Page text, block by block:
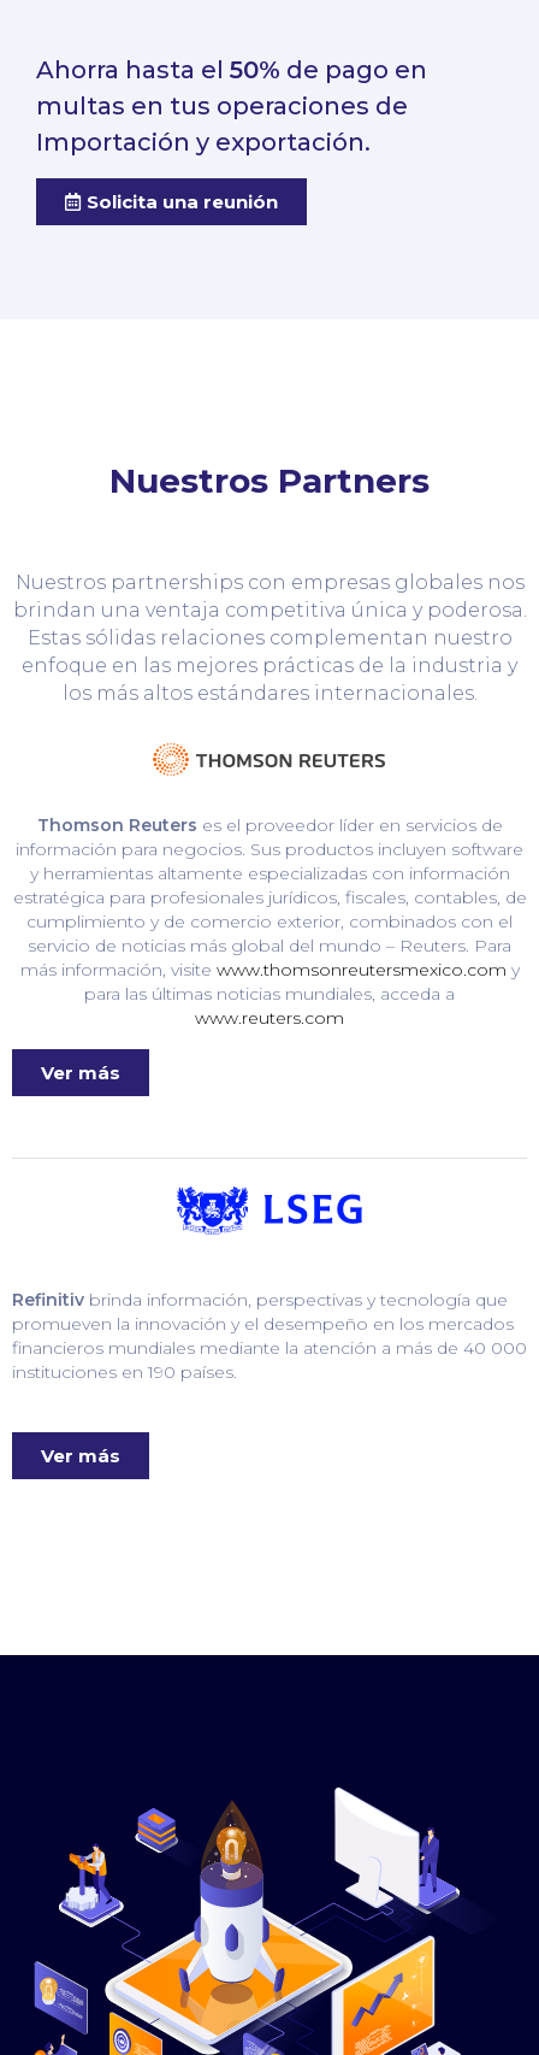
Ahorra hasta el 50% de pago en
multas en tus operaciones de
Importación y exportación.
Solicita una reunión
Nuestros Partners
Nuestros partnerships con empresas globales nos
brindan una ventaja competitiva única y poderosa.
Estas sólidas relaciones complementan nuestro
enfoque en las mejores prácticas de la industria y
los más altos estándares internacionales.
Thomson Reuters es el proveedor líder en servicios de
información para negocios. Sus productos incluyen software
y herramientas altamente especializadas con información
estratégica para profesionales jurídicos, fiscales, contables, de
cumplimiento y de comercio exterior, combinados con el
servicio de noticias más global del mundo – Reuters. Para
más información, visite www.thomsonreutersmexico.com y
para las últimas noticias mundiales, acceda a
www.reuters.com
Ver más
Refinitiv brinda información, perspectivas y tecnología que
promueven la innovación y el desempeño en los mercados
financieros mundiales mediante la atención a más de 40 000
instituciones en 190 países.
Ver más